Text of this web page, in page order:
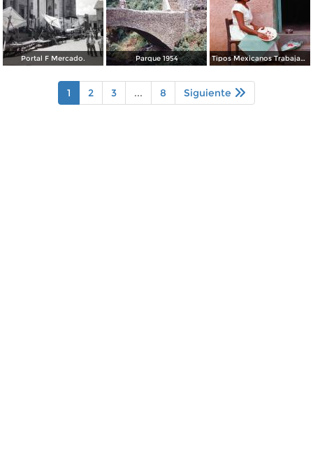
Portal F Mercado. Parque 1954 Tipos Mexicanos Trabajando en la laca.
1 2 3 ... 8 Siguiente